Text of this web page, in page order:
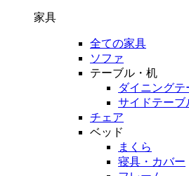
家具
全ての家具
ソファ
テーブル・机
ダイニングテ
サイドテーブ
チェア
ベッド
まくら
寝具・カバー